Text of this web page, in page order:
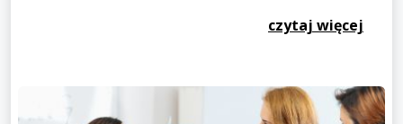
czytaj więcej